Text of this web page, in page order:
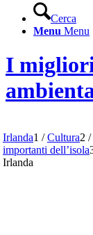
Cerca
Menu Menu
I
Irlanda1 / Cultura2 /
importanti dell’isola
Irlanda